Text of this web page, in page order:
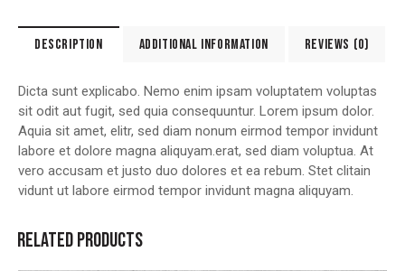
DESCRIPTION ADDITIONAL INFORMATION REVIEWS (0)
Dicta sunt explicabo. Nemo enim ipsam voluptatem voluptas
sit odit aut fugit, sed quia consequuntur. Lorem ipsum dolor.
Aquia sit amet, elitr, sed diam nonum eirmod tempor invidunt
labore et dolore magna aliquyam.erat, sed diam voluptua. At
vero accusam et justo duo dolores et ea rebum. Stet clitain
vidunt ut labore eirmod tempor invidunt magna aliquyam.
RELATED PRODUCTS